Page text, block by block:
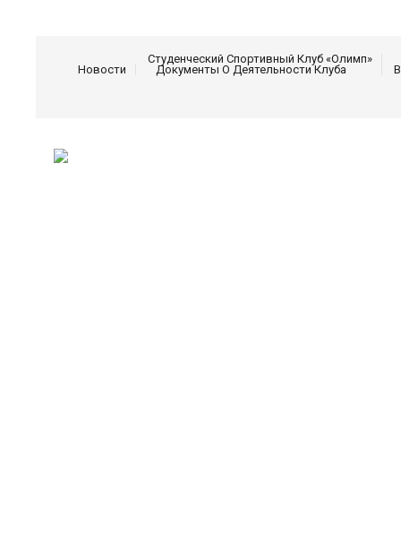
Новости
Студенческий Спортивный Клуб «Олимп»
Документы О Деятельности Клуба